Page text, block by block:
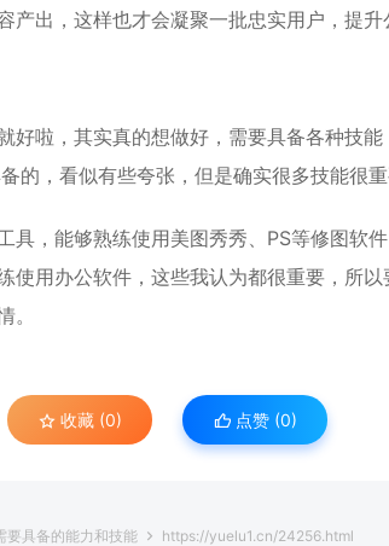
出，这样也才会凝聚一批忠实用户，提升
好啦，其实真的想做好，需要具备各种技
的，看似有些夸张，但是确实很多技能很重
，能够熟练使用美图秀秀、PS等修图软
使用办公软件，这些我认为都很重要，所
。
收藏 (0) 点赞 (0)
要具备的能力和技能 https://yuelu1.cn/24256.html